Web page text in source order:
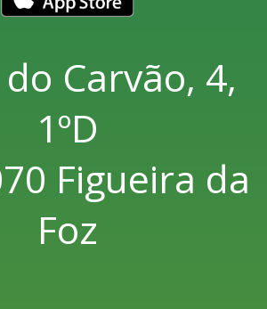
Carvão, 4,
1ºD
Figueira da
Foz